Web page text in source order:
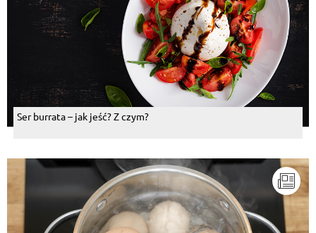
Ser burrata – jak jeść? Z czym?